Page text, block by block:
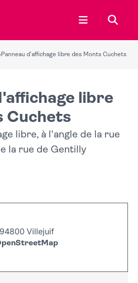
Ouvrir le
Panneau d'affichage libre des Monts Cuchets
libre
Cuchets
libre, à l'angle de la rue
la rue de Gentilly
Villejuif